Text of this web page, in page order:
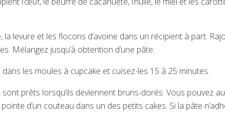
la levure et les flocons d’avoine dans un récipient à part.
Mélangez jusqu’à obtention d’une pâte.
dans les moules à cupcake et cuisez-les 15 à 25 minutes.
prêts lorsqu’ils deviennent bruns-dorés. Vous pouvez
d’un couteau dans un des petits cakes. Si la pâte